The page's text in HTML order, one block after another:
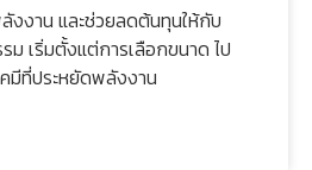
งงาน และช่วยลดต้นทุนให้กับ
ม เริ่มตั้งแต่การเลือกขนาด ไป
มีที่ประหยัดพลังงาน